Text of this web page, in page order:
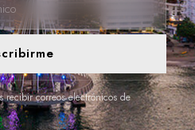
recibir correos electrónicos de